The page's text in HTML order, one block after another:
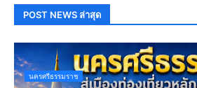
POST NEWS ล่าสุด
นครศรีธรรมราช